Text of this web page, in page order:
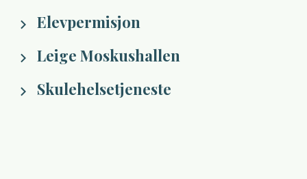
Elevpermisjon
Leige Moskushallen
Skulehelsetjeneste